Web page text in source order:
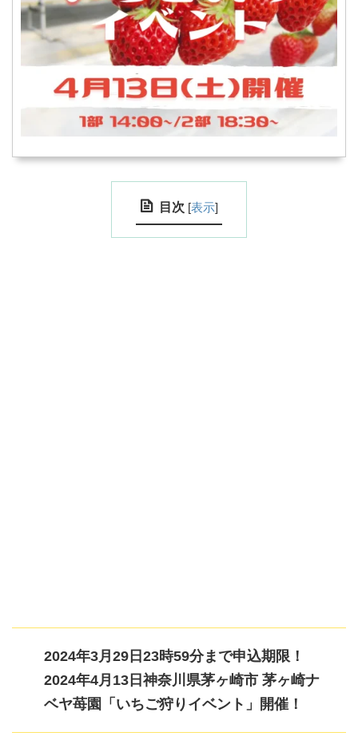
目次 [表示]
2024年3月29日23時59分まで申込期限！
2024年4⽉13⽇神奈川県茅ヶ崎市 茅ヶ崎ナ
ベヤ苺園「いちご狩りイベント」開催！